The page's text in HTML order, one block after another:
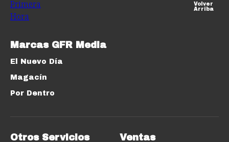
Volver
Arriba
Marcas GFR Media
El Nuevo Día
Magacín
Por Dentro
Otros Servicios Ventas